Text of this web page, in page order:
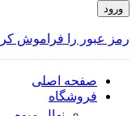
ورود
رمز عبور را فراموش
صفحه اصلی
فروشگاه